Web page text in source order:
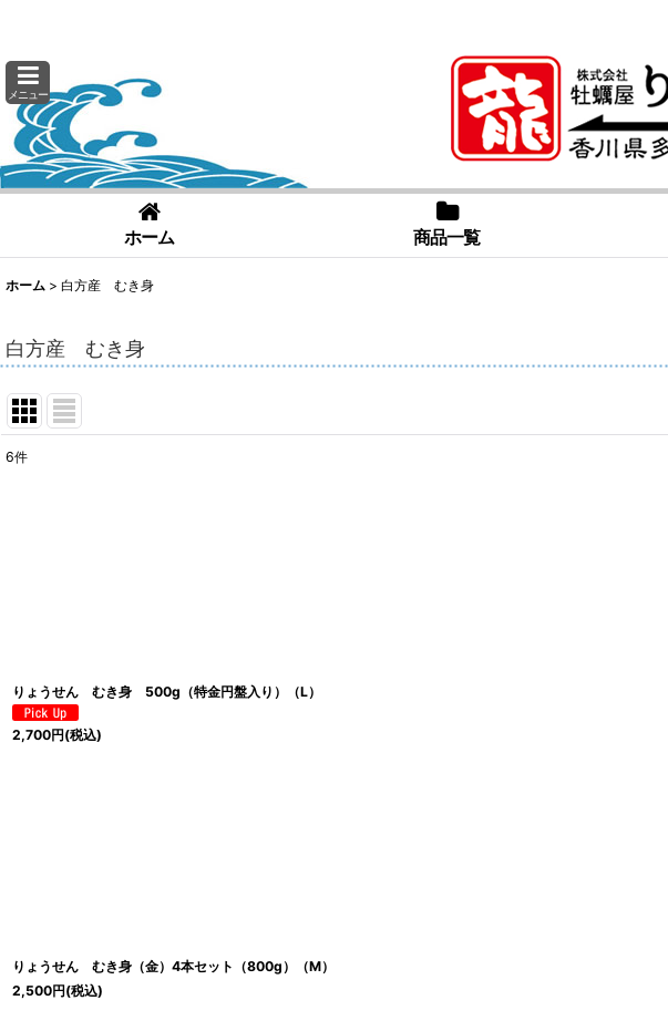
メニュー
ホーム 商品一覧
ホーム > 白方産 むき身
白方産 むき身
6件
りょうせん むき身 500g（特金円盤入り）（L）
2,700円(税込)
りょうせん むき身（金）4本セット（800g）（M）
2,500円(税込)